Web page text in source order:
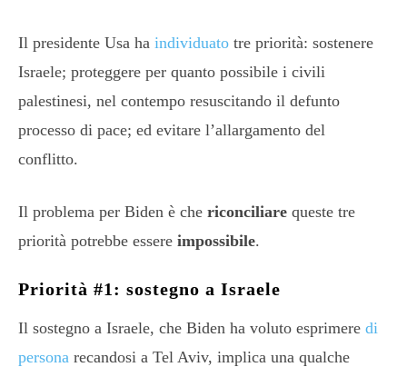
Il presidente Usa ha individuato tre priorità: sostenere
Israele; proteggere per quanto possibile i civili
palestinesi, nel contempo resuscitando il defunto
processo di pace; ed evitare l’allargamento del
conflitto.
Il problema per Biden è che riconciliare queste tre
priorità potrebbe essere impossibile.
Priorità #1: sostegno a Israele
Il sostegno a Israele, che Biden ha voluto esprimere di
persona recandosi a Tel Aviv, implica una qualche